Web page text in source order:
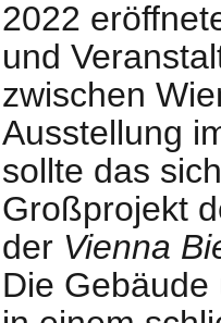
2022
und
zwischen
Ausstellung
sollte das
Großprojekt
der Vienna
Die